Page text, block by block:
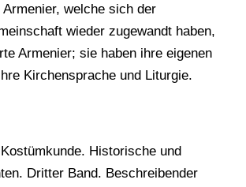
Armenier, welche sich der
wieder zugewandt haben,
Armenier; sie haben ihre eigenen
Kirchensprache und Liturgie.
Historische und
Dritter Band. Beschreibender